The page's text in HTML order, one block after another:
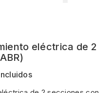
eléctrica de 2